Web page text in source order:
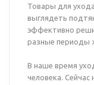
Товары для
выглядеть
эффективно
разные периоды
В наше время
человека.